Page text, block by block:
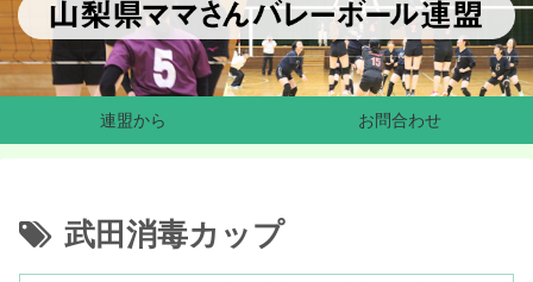
連盟から お問合わせ
武田消毒カップ